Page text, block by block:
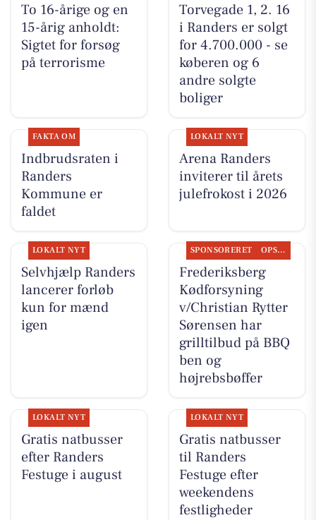
To 16-årige og en
15-årig anholdt:
Sigtet for forsøg
på terrorisme
Torvegade 1, 2. 16
i Randers er solgt
for 4.700.000 - se
køberen og 6
andre solgte
boliger
FAKTA OM
Indbrudsraten i
Randers
Kommune er
faldet
LOKALT NYT
Arena Randers
inviterer til årets
julefrokost i 2026
LOKALT NYT
Selvhjælp Randers
lancerer forløb
kun for mænd
igen
SPONSORERET OPSLAGSTAVLEN
Frederiksberg
Kødforsyning
v/Christian Rytter
Sørensen har
grilltilbud på BBQ
ben og
højrebsbøffer
LOKALT NYT
Gratis natbusser
efter Randers
Festuge i august
LOKALT NYT
Gratis natbusser
til Randers
Festuge efter
weekendens
festligheder